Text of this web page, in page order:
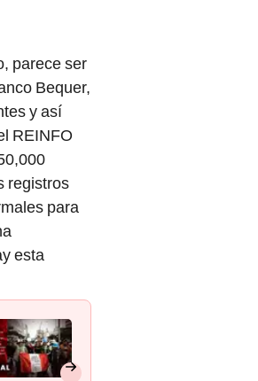
parece ser
Bequer,
y así
REINFO
registros
para
esta